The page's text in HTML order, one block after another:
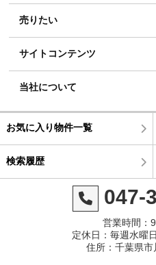
売りたい
サイトコンテンツ
当社について
お気に入り物件一覧
検索履歴
047-
営業時間：
定休日：毎週水曜
住所：千葉県